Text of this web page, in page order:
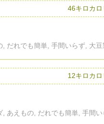
46キロカロ
だれでも簡単, 手間いらず, 大豆
12キロカロ
, あえもの, だれでも簡単, 手間い